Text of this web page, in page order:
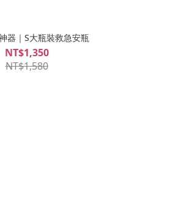
器｜S大瓶裝救急安瓶
NT$1,350
NT$1,580